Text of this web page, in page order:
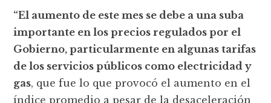
“El aumento de este mes se debe a una suba
importante en los precios regulados por el
Gobierno, particularmente en algunas tarifas
de los servicios públicos como electricidad y
gas, que fue lo que provocó el aumento en el
índice promedio a pesar de la desaceleración